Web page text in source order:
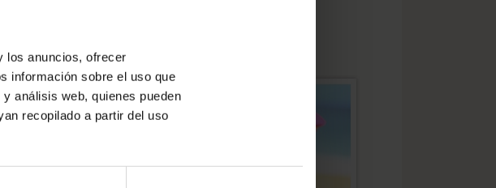
los anuncios, ofrecer
información sobre el uso que
análisis web, quienes pueden
recopilado a partir del uso